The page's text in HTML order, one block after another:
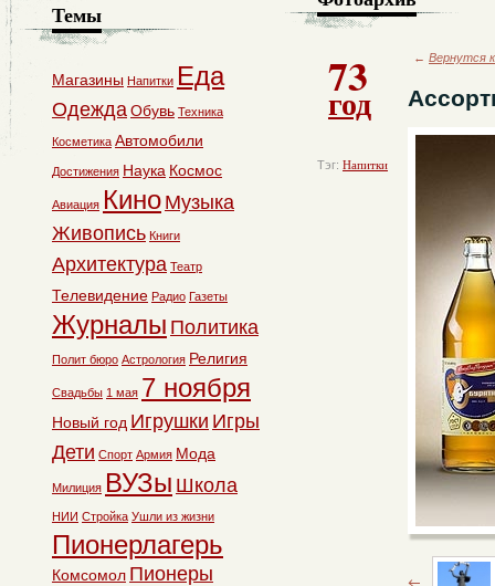
73
год
Тэг: Напитки
← Вернутся
Темы
Магазины Напитки Еда
ОдеждаОбувь Техника
Косметика Автомобили
Достижения Наука Космос
Авиация Кино Музыка
Живопись Книги
Архитектура Театр
Телевидение Радио Газеты
Журналы Политика
Полит бюро Астрология Религия
Свадьбы 1 мая 7 ноября
Новый год Игрушки Игры
Дети Спорт Армия Мода
Милиция ВУЗы Школа
НИИ Стройка Ушли из жизни
Пионерлагерь
Комсомол Пионеры